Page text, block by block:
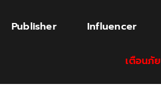
Publisher Influencer
เตือนภัย